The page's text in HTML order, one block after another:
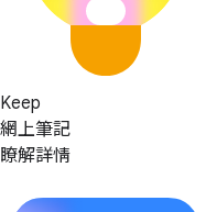
Keep
網上筆記
瞭解詳情